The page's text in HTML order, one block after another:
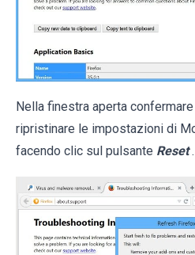
Nella finestra aperta
ripristinare le impostazioni di
facendo clic sul pulsante Reset .